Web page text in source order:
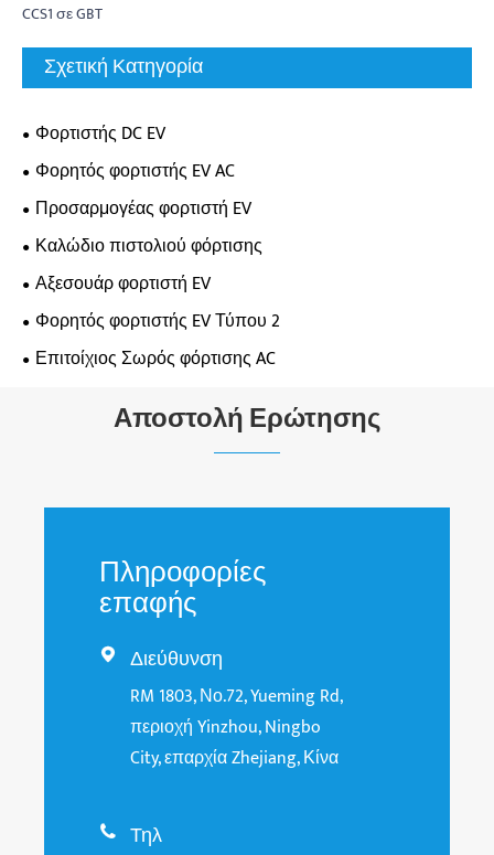
CCS1 σε GBT
Σχετική Κατηγορία
Φορτιστής DC EV
Φορητός φορτιστής EV AC
Προσαρμογέας φορτιστή EV
Καλώδιο πιστολιού φόρτισης
Αξεσουάρ φορτιστή EV
Φορητός φορτιστής EV Τύπου 2
Επιτοίχιος Σωρός φόρτισης AC
Αποστολή Ερώτησης
Πληροφορίες
επαφής
 Διεύθυνση
RM 1803, Νο.72, Yueming Rd,
περιοχή Yinzhou, Ningbo
City, επαρχία Zhejiang, Κίνα
 Τηλ